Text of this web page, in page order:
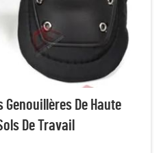
Genouillères De Haute
De Travail